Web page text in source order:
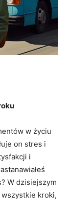
w życiu
on stres i
i
W dzisiejszym
kroki,